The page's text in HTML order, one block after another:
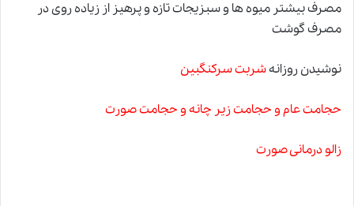
مصرف بیشتر میوه ها و سبزیجات تازه و پرهیز از زیاده روی در
مصرف گوشت
نوشیدن روزانهشربت سرکنگبین
حجامت عامو حجامت زیر چانه و حجامت صورت
زالو درمانی صورت